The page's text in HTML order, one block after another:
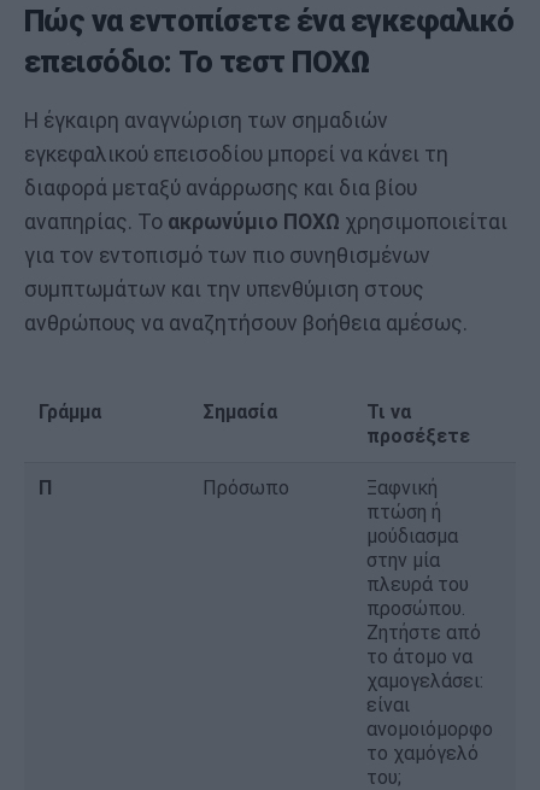
Πώς να εντοπίσετε ένα εγκεφαλικό
επεισόδιο: Το τεστ ΠΟΧΩ
Η έγκαιρη αναγνώριση των σημαδιών
εγκεφαλικού επεισοδίου μπορεί να κάνει τη
διαφορά μεταξύ ανάρρωσης και δια βίου
αναπηρίας. Το ακρωνύμιο ΠΟΧΩ χρησιμοποιείται
για τον εντοπισμό των πιο συνηθισμένων
συμπτωμάτων και την υπενθύμιση στους
ανθρώπους να αναζητήσουν βοήθεια αμέσως.
Γράμμα Σημασία
Τι να
προσέξετε
Π Πρόσωπο
Ξαφνική
πτώση ή
μούδιασμα
στην μία
πλευρά του
προσώπου.
Ζητήστε από
το άτομο να
χαμογελάσει:
είναι
ανομοιόμορφο
το χαμόγελό
του;